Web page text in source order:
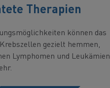
Therapien
können das
gezielt hemmen,
Lymphomen und Leukämien.